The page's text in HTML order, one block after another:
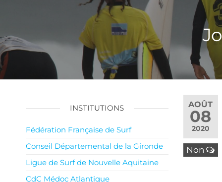
AOÛT
08
2020
Non
INSTITUTIONS
Fédération Française de Surf
Conseil Départemental de la Gironde
Ligue de Surf de Nouvelle Aquitaine
CdC Médoc Atlantique